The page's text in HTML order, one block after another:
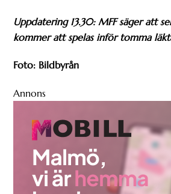
Uppdatering 13.30: MFF säger att
kommer att spelas inför tomma
Foto: Bildbyrån
Annons